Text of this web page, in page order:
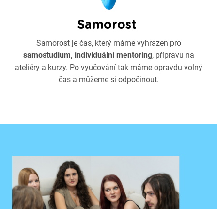
Samorost
Samorost je čas, který máme vyhrazen pro
samostudium, individuální mentoring, přípravu na
ateliéry a kurzy. Po vyučování tak máme opravdu volný
čas a můžeme si odpočinout.